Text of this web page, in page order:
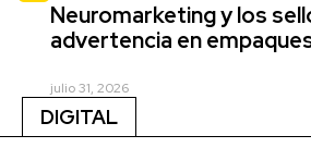
Neuromarketing y los
advertencia en
julio 31, 2026
DIGITAL